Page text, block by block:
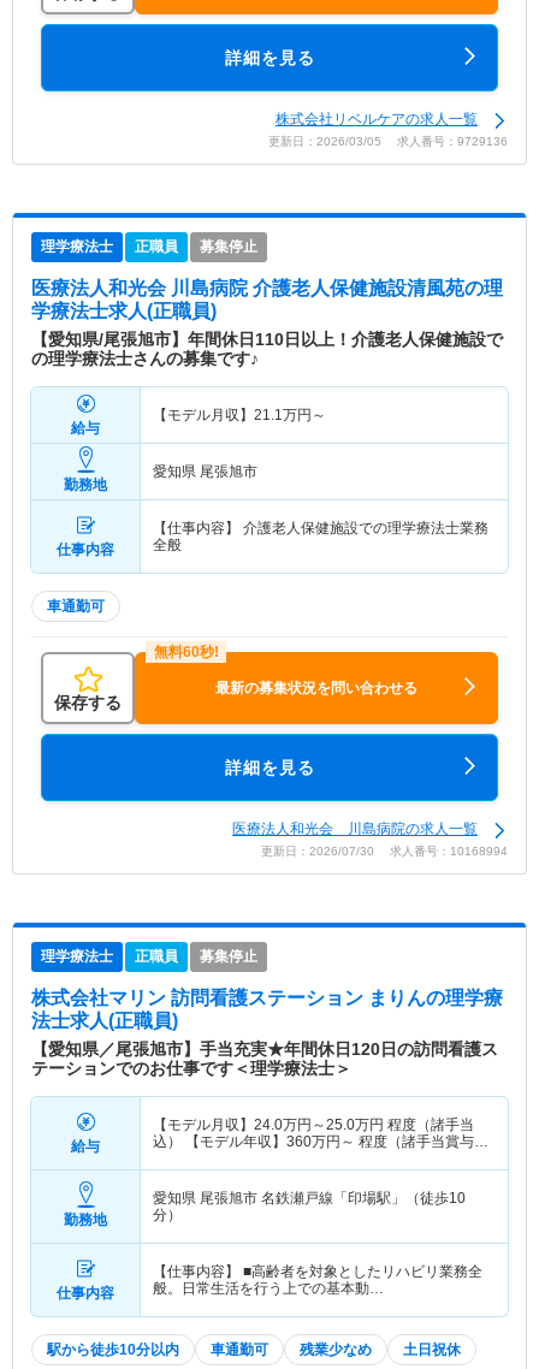
詳細を見る
株式会社リベルケアの求人一覧
更新日：2026/03/05 求人番号：9729136
理学療法士 正職員 募集停止
医療法人和光会 川島病院 介護老人保健施設清風苑の理
学療法士求人(正職員)
【愛知県/尾張旭市】年間休日110日以上！介護老人保健施設で
の理学療法士さんの募集です♪
給与
【モデル月収】 21.1万円～
勤務地
愛知県 尾張旭市
仕事内容
【仕事内容】 介護老人保健施設での理学療法士業務
全般
車通勤可
保存する
最新の募集状況を問い合わせる
詳細を見る
医療法人和光会 川島病院の求人一覧
更新日：2026/07/30 求人番号：10168994
理学療法士 正職員 募集停止
株式会社マリン 訪問看護ステーション まりんの理学療
法士求人(正職員)
【愛知県／尾張旭市】手当充実★年間休日120日の訪問看護ス
テーションでのお仕事です＜理学療法士＞
給与
【モデル月収】 24.0万円～25.0万円 程度（諸手当
込） 【モデル年収】 360万円～ 程度（諸手当賞与
勤務地
愛知県 尾張旭市 名鉄瀬戸線「印場駅」（徒歩10
分）
仕事内容
【仕事内容】 ■高齢者を対象としたリハビリ業務全
般。日常生活を行う上での基本動…
駅から徒歩10分以内 車通勤可 残業少なめ 土日祝休